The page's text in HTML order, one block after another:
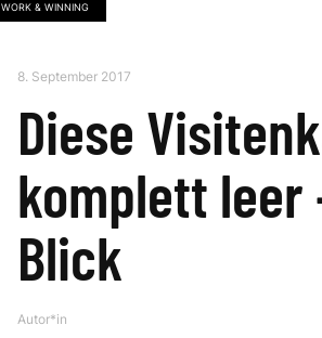
WORK & WINNING
8. September 2017
Diese
komplett leer
Blick
Autor*in